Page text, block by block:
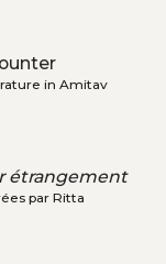
in Amitav
étrangement
par Ritta